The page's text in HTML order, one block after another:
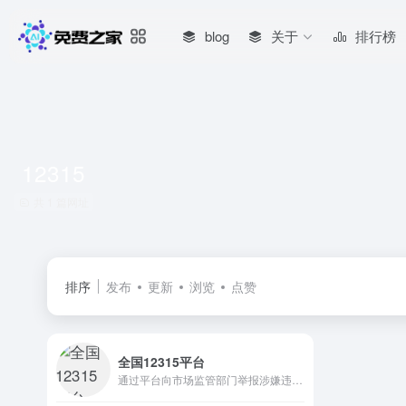
blog 关于 排行榜
排序 发布 更新 浏览 点赞
全国12315平台